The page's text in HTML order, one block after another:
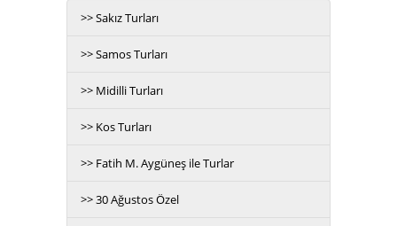
>> Sakız Turları
>> Samos Turları
>> Midilli Turları
>> Kos Turları
>> Fatih M. Aygüneş ile Turlar
>> 30 Ağustos Özel